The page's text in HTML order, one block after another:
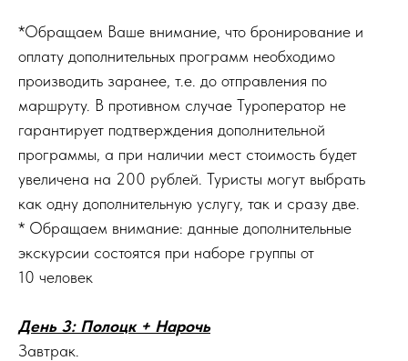
*Обращаем Ваше внимание, что бронирование и
оплату дополнительных программ необходимо
производить заранее, т.е. до отправления по
маршруту. В противном случае Туроператор не
гарантирует подтверждения дополнительной
программы, а при наличии мест стоимость будет
увеличена на 200 рублей. Туристы могут выбрать
как одну дополнительную услугу, так и сразу две.
* Обращаем внимание: данные дополнительные
экскурсии состоятся при наборе группы от
10 человек
День 3: Полоцк + Нарочь
Завтрак.